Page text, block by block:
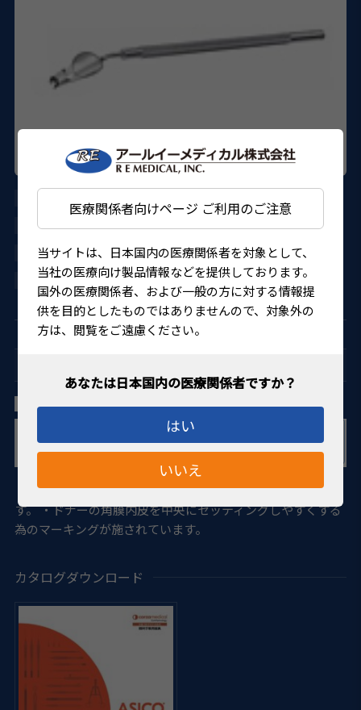
医療関係者向けページ ご利用のご注意
当サイトは、日本国内の医療関係者を対象として、
当社の医療向け製品情報などを提供しております。
国外の医療関係者、および一般の方に対する情報提
供を目的としたものではありませんので、対象外の
方は、閲覧をご遠慮ください。
はい
いいえ
AE-2335
ASICO
27B1X00001194AKT
4562150825705
小林/ブシン氏 DSAEK グライド
・ドナーの角膜内皮を眼内に挿入する際に使用する器具で
す。 ・ドナーの角膜内皮を中央にセッティングしやすくする
為のマーキングが施されています。
カタログダウンロード